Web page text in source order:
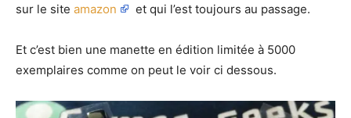
sur le site amazon et qui l’est toujours au passage.
Et c’est bien une manette en édition limitée à 5000
exemplaires comme on peut le voir ci dessous.